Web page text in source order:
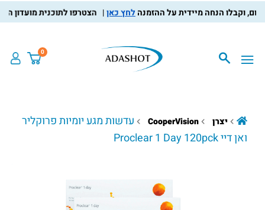
לחץ כאן הצטרפו לתוכנית מועדון
0
יצרן CooperVision
עדשות מגע יומיות פרוקליר
ואן דיי Proclear 1 Day 120pck